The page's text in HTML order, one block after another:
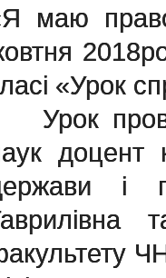
маю
«Урок
Урок
доцент
і